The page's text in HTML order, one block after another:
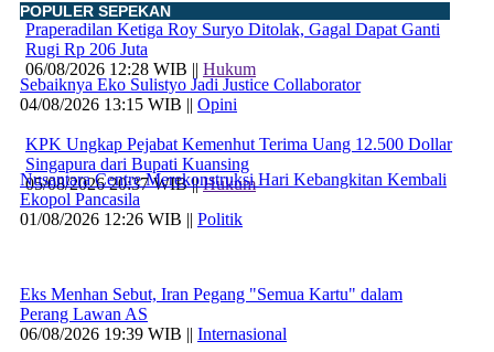
Praperadilan Ketiga Roy Suryo Ditolak, Gagal Dapat Ganti
Rugi Rp 206 Juta
06/08/2026 12:28 WIB || Hukum
KPK Ungkap Pejabat Kemenhut Terima Uang 12.500 Dollar
Singapura dari Bupati Kuansing
05/08/2026 20:37 WIB ||Hukum
POPULER SEPEKAN
Sebaiknya Eko Sulistyo Jadi Justice Collaborator
04/08/2026 13:15 WIB || Opini
Nusantara Centre Merekonstruksi Hari Kebangkitan Kembali
Ekopol Pancasila
01/08/2026 12:26 WIB || Politik
Eks Menhan Sebut, Iran Pegang "Semua Kartu" dalam
Perang Lawan AS
06/08/2026 19:39 WIB || Internasional